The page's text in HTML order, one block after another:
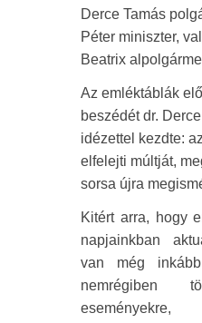
Derce Tamás
Péter miniszter,
Beatrix
Az emléktáblák
beszédét dr.
idézettel kezdte:
elfelejti múltját,
sorsa újra
Kitért arra, hogy
napjainkban
van még
nemrégiben